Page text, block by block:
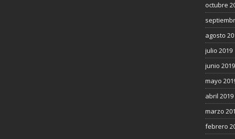
octubre
agosto
julio 2019
junio 2019
mayo
abril 2019
marzo
febrero